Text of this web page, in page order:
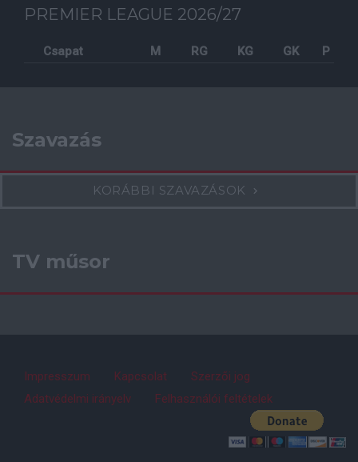
PREMIER LEAGUE 2026/27
Csapat M RG KG GK P
Szavazás
KORÁBBI SZAVAZÁSOK
TV műsor
Impresszum Kapcsolat
Szerzői jog
Adatvédelmi irányelv
Felhasználói feltételek